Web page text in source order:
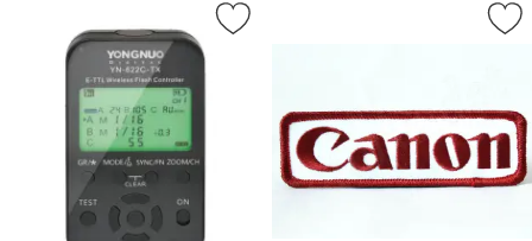
blixtutlösare YongNuo YN-622C-TX för Canon som favorit
Markera broderat